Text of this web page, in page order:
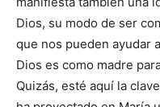
Dios, su modo de ser
que nos pueden ayudar
Dios es como madre
Quizás, esté aquí la